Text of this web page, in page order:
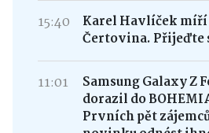
15:40
Karel Havlíček míří
Čertovina. Přijeďte
11:01
Samsung Galaxy Z
dorazil do
Prvních pět